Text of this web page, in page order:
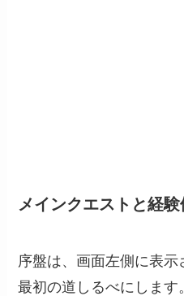
メインクエストと経験
序盤は、画面左側に表
最初の道しるべにします